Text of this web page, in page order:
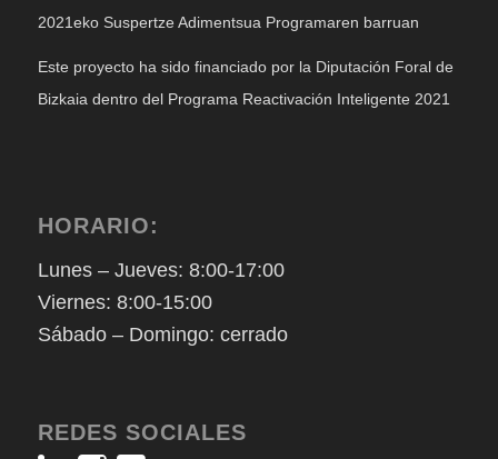
2021eko Suspertze Adimentsua Programaren barruan
Este proyecto ha sido financiado por la Diputación Foral de
Bizkaia dentro del Programa Reactivación Inteligente 2021
HORARIO:
Lunes – Jueves: 8:00-17:00
Viernes: 8:00-15:00
Sábado – Domingo: cerrado
REDES SOCIALES